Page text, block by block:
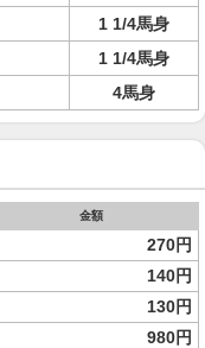
1 1/4馬身
1 1/4馬身
4馬身
金額
270円
140円
130円
980円